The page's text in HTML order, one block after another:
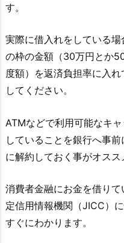
す。
実際に借入れをしている
の枠の金額（30万円とか
度額）を返済負担率に入
してください。
ATMなどで利用可能なキ
していることを銀行へ事
に解約しておく事がオスス
消費者金融にお金を借り
定信用情報機関（JICC）
すぐにわかります。